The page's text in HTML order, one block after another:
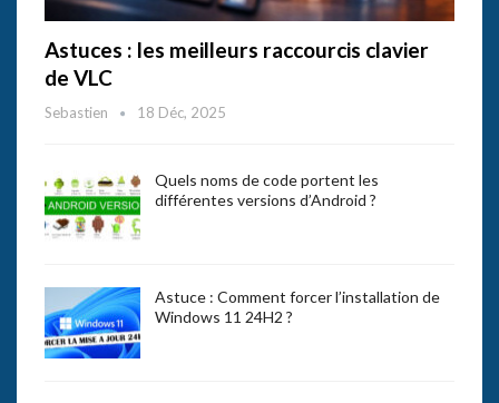
Astuces : les meilleurs raccourcis clavier
de VLC
Sebastien 18 Déc, 2025
Quels noms de code portent les
différentes versions d’Android ?
Astuce : Comment forcer l’installation de
Windows 11 24H2 ?